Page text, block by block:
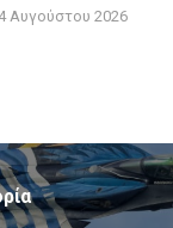
4 Αυγούστου 2026